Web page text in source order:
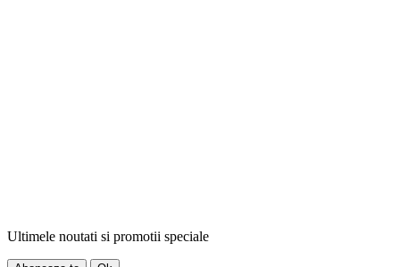
Ultimele noutati si promotii speciale